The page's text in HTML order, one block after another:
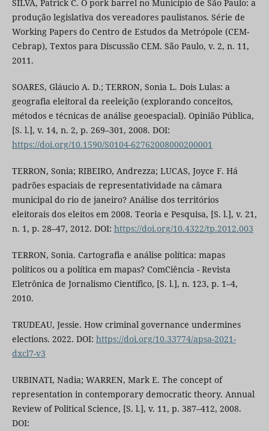
SILVA, Patrick C. O pork barrel no Município de São Paulo: a
produção legislativa dos vereadores paulistanos. Série de
Working Papers do Centro de Estudos da Metrópole (CEM-
Cebrap), Textos para Discussão CEM. São Paulo, v. 2, n. 11,
2011.
SOARES, Gláucio A. D.; TERRON, Sonia L. Dois Lulas: a
geografia eleitoral da reeleição (explorando conceitos,
métodos e técnicas de análise geoespacial). Opinião Pública,
[S. l.], v. 14, n. 2, p. 269–301, 2008. DOI:
https://doi.org/10.1590/S0104-62762008000200001
TERRON, Sonia; RIBEIRO, Andrezza; LUCAS, Joyce F. Há
padrões espaciais de representatividade na câmara
municipal do rio de janeiro? Análise dos territórios
eleitorais dos eleitos em 2008. Teoria e Pesquisa, [S. l.], v. 21,
n. 1, p. 28–47, 2012. DOI: https://doi.org/10.4322/tp.2012.003
TERRON, Sonia. Cartografia e análise política: mapas
políticos ou a política em mapas? ComCiência - Revista
Eletrônica de Jornalismo Científico, [S. l.], n. 123, p. 1–4,
2010.
TRUDEAU, Jessie. How criminal governance undermines
elections. 2022. DOI: https://doi.org/10.33774/apsa-2021-
dxcl7-v3
URBINATI, Nadia; WARREN, Mark E. The concept of
representation in contemporary democratic theory. Annual
Review of Political Science, [S. l.], v. 11, p. 387–412, 2008.
DOI: